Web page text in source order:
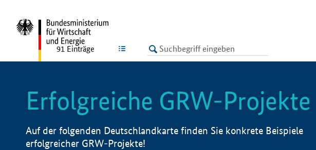
LISTE
91 Einträge
Erfolgreiche GRW-Projekte
Auf der folgenden Deutschlandkarte finden Sie konkrete Beispiele
erfolgreicher GRW-Projekte!